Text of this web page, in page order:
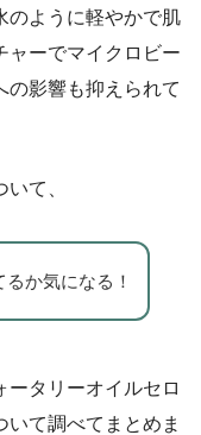
のように軽やかで肌
ャーでマイクロビー
の影響も抑えられて
て、
か気になる！
ータリーオイルセロ
いて調べてまとめま